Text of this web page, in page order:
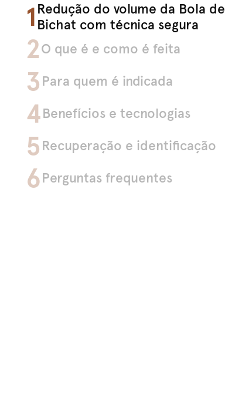
1 Redução do volume da Bola de
Bichat com técnica segura
2O que é e como é feita
3 Para quem é indicada
4Benefícios e tecnologias
5 Recuperação e identificação
6Perguntas frequentes